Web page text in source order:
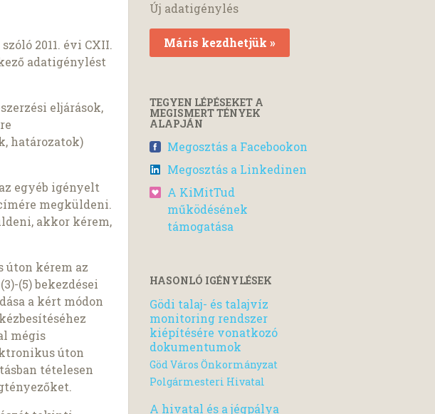
2011. évi CXII.
adatigénylést
eljárások,
határozatok)
egyéb igényelt
megküldeni.
akkor kérem,
úton kérem az
(5) bekezdései
a kért módon
mégis
úton
tételesen
Új adatigénylés
Máris kezdhetjük »
TEGYEN LÉPÉSEKET A
MEGISMERT TÉNYEK
ALAPJÁN
Megosztás a Facebookon
Megosztás a Linkedinen
A KiMitTud
működésének
támogatása
HASONLÓ IGÉNYLÉSEK
Gödi talaj- és talajvíz
monitoring rendszer
kiépítésére vonatkozó
dokumentumok
Göd Város Önkormányzat
Polgármesteri Hivatal
A hivatal és a jégpálya